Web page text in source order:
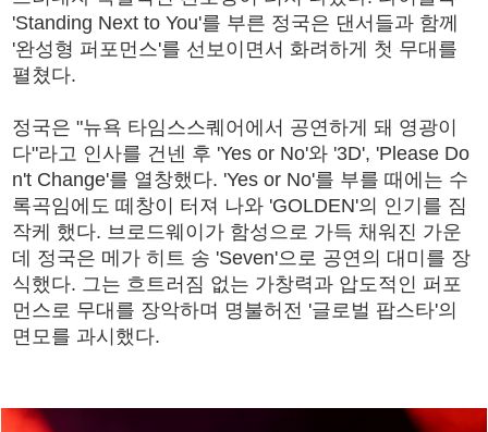
'Standing Next to You'를 부른 정국은 댄서들과 함께
'완성형 퍼포먼스'를 선보이면서 화려하게 첫 무대를
펼쳤다.
정국은 "뉴욕 타임스스퀘어에서 공연하게 돼 영광이
다"라고 인사를 건넨 후 'Yes or No'와 '3D', 'Please Do
n't Change'를 열창했다. 'Yes or No'를 부를 때에는 수
록곡임에도 떼창이 터져 나와 'GOLDEN'의 인기를 짐
작케 했다. 브로드웨이가 함성으로 가득 채워진 가운
데 정국은 메가 히트 송 'Seven'으로 공연의 대미를 장
식했다. 그는 흐트러짐 없는 가창력과 압도적인 퍼포
먼스로 무대를 장악하며 명불허전 '글로벌 팝스타'의
면모를 과시했다.